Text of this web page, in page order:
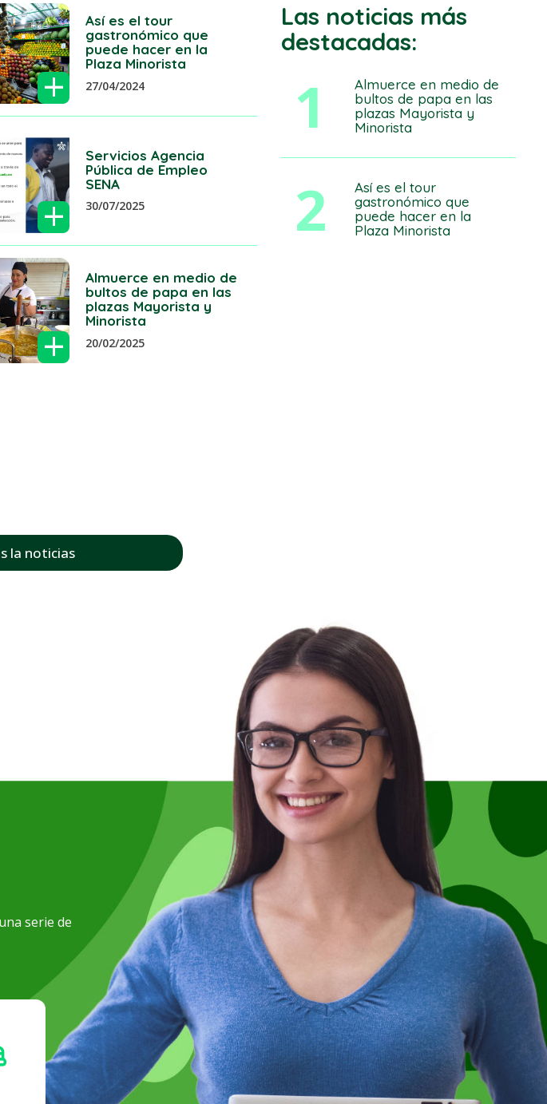
+
Así es el tour
gastronómico que
puede hacer en la
Plaza Minorista
27/04/2024
+
Servicios Agencia
Pública de Empleo
SENA
30/07/2025
+
Almuerce en medio de
bultos de papa en las
plazas Mayorista y
Minorista
20/02/2025
Las noticias más
destacadas:
1
Almuerce en medio de
bultos de papa en las
plazas Mayorista y
Minorista
2
Así es el tour
gastronómico que
puede hacer en la
Plaza Minorista
la noticias
serie de